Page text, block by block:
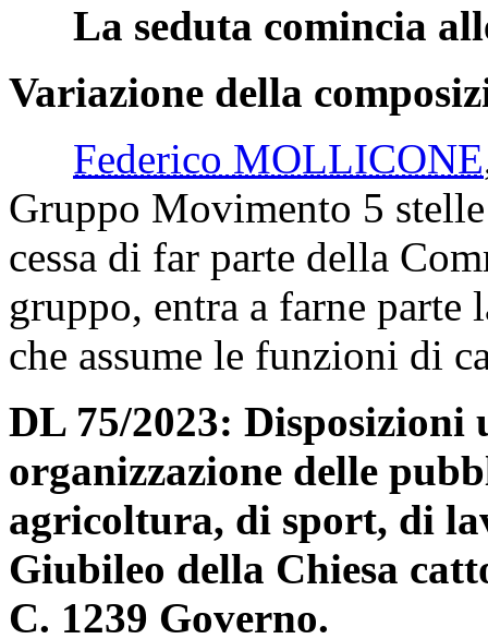
La seduta comincia
Variazione della
Federico MOLLICONE
Gruppo Movimento 5
cessa di far parte della
gruppo, entra a farne parte
che assume le funzioni di
DL 75/2023:
organizzazione delle
agricoltura, di sport, di
Giubileo della Chiesa
C. 1239 Governo.